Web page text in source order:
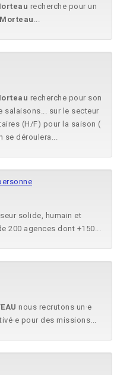
recherche pour un
Morteau ...
recherche pour son
salaisons... sur le secteur
(H/F) pour la saison (
se déroulera...
solide, humain et
200 agences dont +150...
nous recrutons un·e
pour des missions...